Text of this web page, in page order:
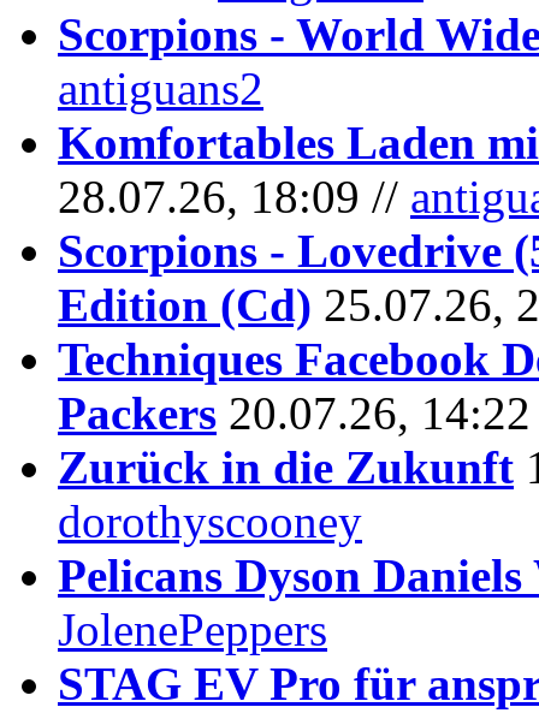
Scorpions - World
antiguans2
Komfortables Laden
28.07.26, 18:09 //
Scorpions - Lovedrive
Edition (Cd) 25.07.26,
Techniques Facebook
Packers 20.07.26,
Zurück in die Zukunft
dorothyscooney
Pelicans Dyson
JolenePeppers
STAG EV Pro für